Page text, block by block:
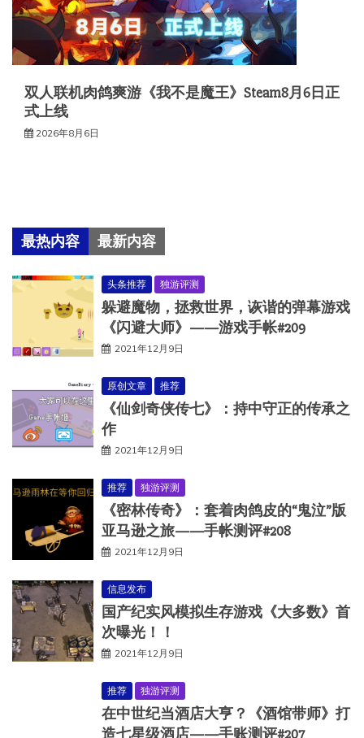
双人联机肉鸽爽游《我不是魔王》Steam8月6日正
式上线
2026年8月6日
最热内容 最新内容
头条推荐 独游评测
躲避魔物，拯救世界，诙谐的弹幕游戏
《闪避大师》——游戏手帐#209
2021年12月9日
原创文章 推荐
《仙剑奇侠传七》：持中守正的传承之
作
2021年12月9日
推荐 独游评测
《密林传奇》：套着肉鸽皮的“鬼泣”版
亚马逊之旅——手帐测评#208
2021年12月9日
信息发布
国产纪实风模拟生存游戏《大多数》首
次曝光！！
2021年12月9日
推荐 独游评测
在中世纪当酒店大亨？《酒馆带师》打
造七星级酒店——手账测评#207